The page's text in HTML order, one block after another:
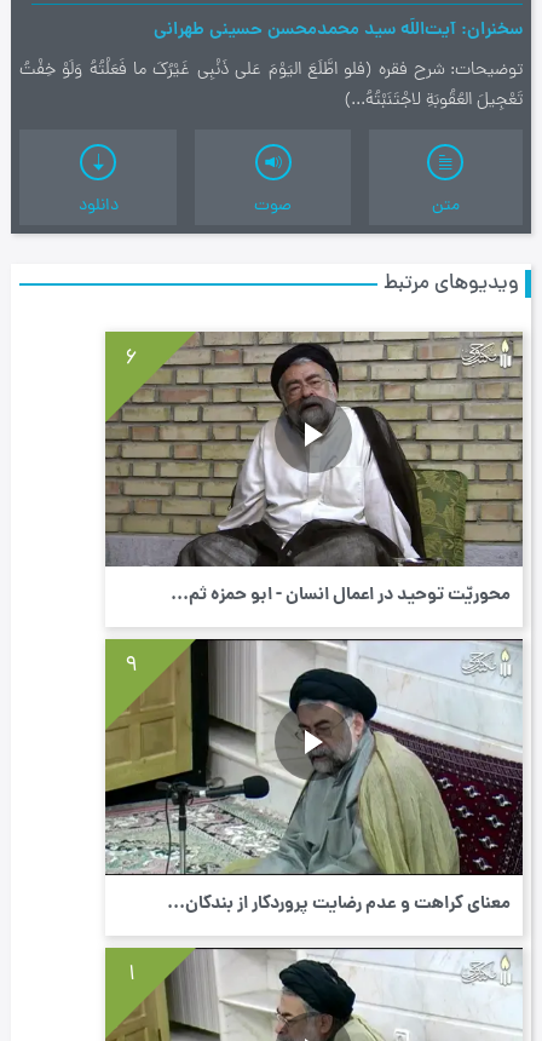
سخنران آیت‌اللَه سید محمدمحسن حسینی طهرانی
توضیحات شرح فقره (فلو اطَّلَعَ اليَوْمَ عَلى ذَنْبِي غَيْرُكَ ما فَعَلْتُهُ وَلَوْ خِفْتُ
تَعْجِيلَ العُقُوبَةِ لاجْتَنَبْتُهُ...)
متن صوت دانلود
ویدیوهای مرتبط
6
محوریّت توحید در اعمال انسان - ابو حمزه ثم...
9
معنای کراهت و عدم رضایت پروردگار از بندگان...
1